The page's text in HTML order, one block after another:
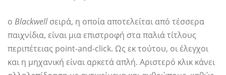
ο Blackwellσειρά, η οποία αποτελείται από τέσσερα
παιχνίδια, είναι μια επιστροφή στα παλιά τίτλους
περιπέτειας point-and-click. Ως εκ τούτου, οι έλεγχοι
και η μηχανική είναι αρκετά απλή. Αριστερό κλικ κάνει